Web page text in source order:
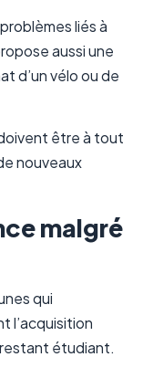
liés à
aussi une
d’un vélo ou de
être à tout
nouveaux
malgré
qui
l’acquisition
étudiant.